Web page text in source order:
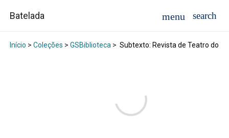
Batelada
Início > Coleções > GSBiblioteca> Subtexto: Revista de Teatro do